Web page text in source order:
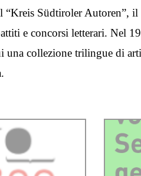
Südtiroler Autoren”, il
e concorsi letterari. Nel
una collezione trilingue di